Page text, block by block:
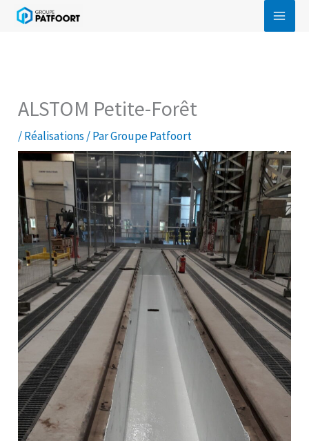
Aller
ALSTOM Petite-Forêt
/Réalisations / ParGroupe Patfoort